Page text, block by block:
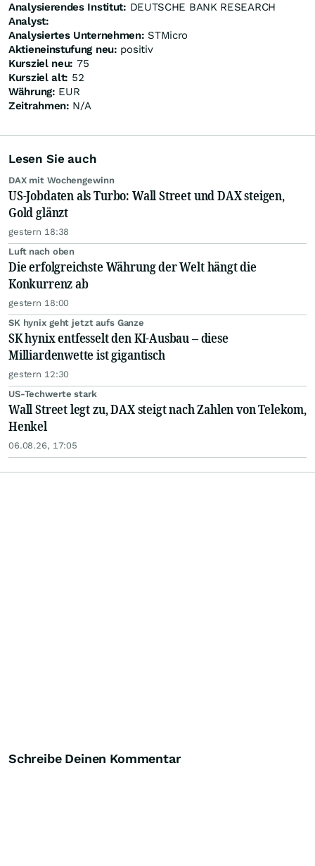
Analysierendes Institut: DEUTSCHE BANK RESEARCH
Analyst:
Analysiertes Unternehmen: STMicro
Aktieneinstufung neu: positiv
Kursziel neu: 75
Kursziel alt: 52
Währung: EUR
Zeitrahmen: N/A
Lesen Sie auch
DAX mit Wochengewinn
US-Jobdaten als Turbo: Wall Street und DAX steigen,
Gold glänzt
gestern 18:38
Luft nach oben
Die erfolgreichste Währung der Welt hängt die
Konkurrenz ab
gestern 18:00
SK hynix geht jetzt aufs Ganze
SK hynix entfesselt den KI-Ausbau – diese
Milliardenwette ist gigantisch
gestern 12:30
US-Techwerte stark
Wall Street legt zu, DAX steigt nach Zahlen von Telekom,
Henkel
06.08.26, 17:05
Schreibe Deinen Kommentar